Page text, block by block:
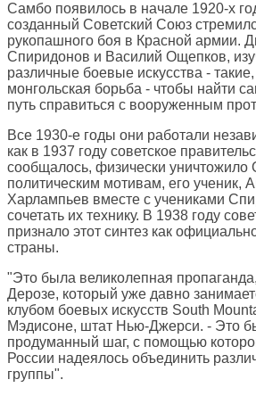
Самбо появилось в начале 1920-х
созданный Советский Союз
рукопашного боя в Красной армии.
Спиридонов и Василий Ощепков,
различные боевые искусства -
монгольская борьба - чтобы найти
путь справиться с вооруженным
Все 1930-е годы они работали
как в 1937 году советское
сообщалось, физически
политическим мотивам, его ученик,
Харлампьев вместе с учениками
сочетать их технику. В 1938 году
признало этот синтез как
страны.
"Это была великолепная
Дерозе, который уже давно
клубом боевых искусств South
Мэдисоне, штат Нью-Джерси. - Это
продуманный шаг, с помощью
России надеялось объединить
группы".